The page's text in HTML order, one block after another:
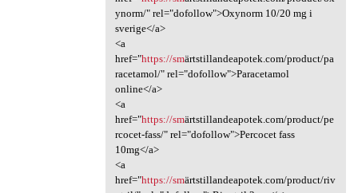
ynorm/" rel="dofollow">Oxynorm 10/20 mg i
sverige</a>
<a
href="https://smärtstillandeapotek.com/product/pa
racetamol/" rel="dofollow">Paracetamol
online</a>
<a
href="https://smärtstillandeapotek.com/product/pe
rcocet-fass/" rel="dofollow">Percocet fass
10mg</a>
<a
href="https://smärtstillandeapotek.com/product/riv